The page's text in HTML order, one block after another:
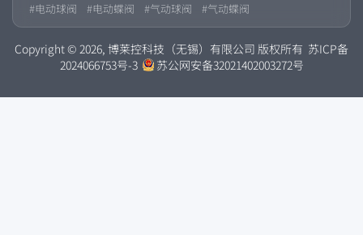
电动球阀
电动蝶阀 气动球阀 气动蝶阀
Copyright © 2026, 博莱控科技（无锡）有限公司 版权所有 苏ICP备
2024066753号-3
苏公网安备32021402003272号